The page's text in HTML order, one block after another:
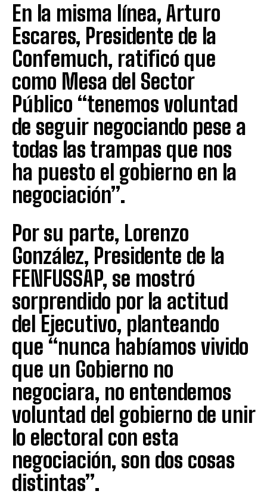
En la misma línea, Arturo
Escares, Presidente de la
Confemuch, ratificó que
como Mesa del Sector
Público “tenemos voluntad
de seguir negociando pese a
todas las trampas que nos
ha puesto el gobierno en la
negociación”.
Por su parte, Lorenzo
González, Presidente de la
FENFUSSAP, se mostró
sorprendido por la actitud
del Ejecutivo, planteando
que “nunca habíamos vivido
que un Gobierno no
negociara, no entendemos
voluntad del gobierno de unir
lo electoral con esta
negociación, son dos cosas
distintas”.